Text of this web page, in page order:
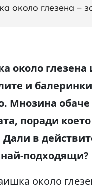
около глезена –
около
и
Мнозина
поради
в
подходящи?
около